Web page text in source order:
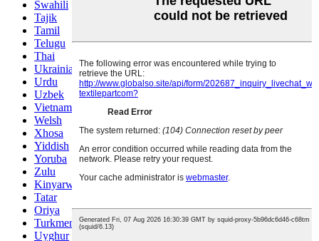
Swahili
Tajik
Tamil
Telugu
Thai
Ukrainian
Urdu
Uzbek
Vietnamese
Welsh
Xhosa
Yiddish
Yoruba
Zulu
Kinyarwanda
Tatar
Oriya
Turkmen
Uyghur